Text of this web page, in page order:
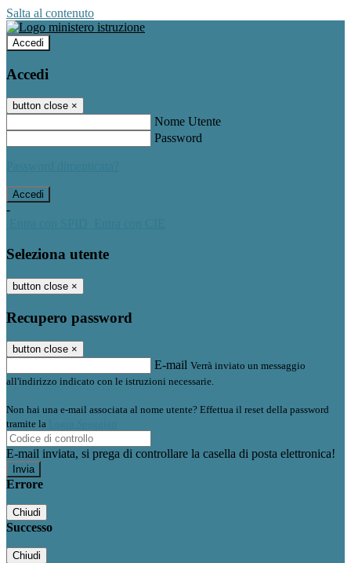
Salta al contenuto
Accedi
Accedi
button close ×
Nome Utente
Password
-
Seleziona utente
button close ×
Recupero password
button close ×
E-mail Verrà inviato un messaggio
all'indirizzo indicato con le istruzioni necessarie.
Non hai una e-mail associata al nome utente? Effettua il reset della password
tramite la
E-mail inviata, si prega di controllare la casella di posta elettronica!
Errore
Chiudi
Successo
Chiudi